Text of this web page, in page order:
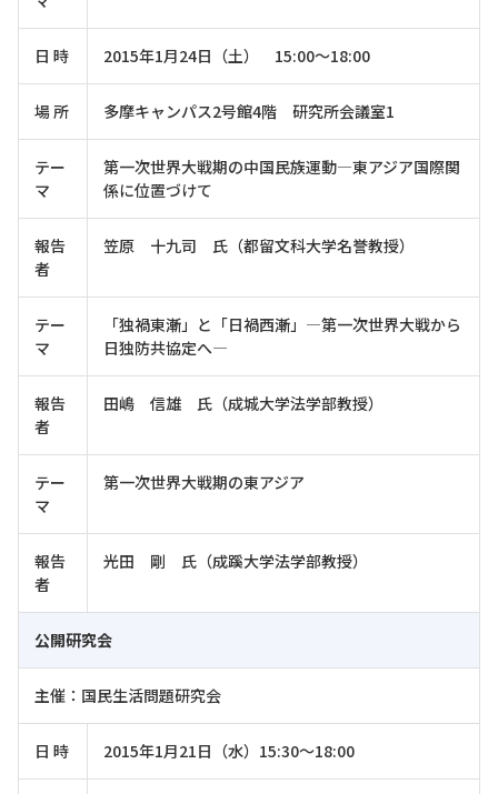
日 時 2015年1月24日（土） 15:00～18:00
場 所 多摩キャンパス2号館4階 研究所会議室1
テー
マ
第一次世界大戦期の中国民族運動―東アジア国際関
係に位置づけて
報告
者
笠原 十九司 氏（都留文科大学名誉教授）
テー
マ
「独禍東漸」と「日禍西漸」―第一次世界大戦から
日独防共協定へ―
報告
者
田嶋 信雄 氏（成城大学法学部教授）
テー
マ
第一次世界大戦期の東アジア
報告
者
光田 剛 氏（成蹊大学法学部教授）
公開研究会
主催：国民生活問題研究会
日 時 2015年1月21日（水）15:30～18:00